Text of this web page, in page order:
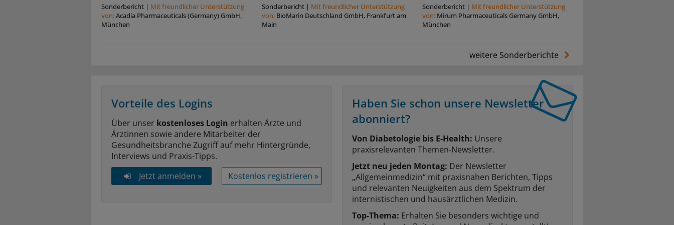
Sonderbericht | Mit freundlicher Unterstützung
von:Acadia Pharmaceuticals (Germany) GmbH,
München
Sonderbericht| Mit freundlicher Unterstützung
von: BioMarin Deutschland GmbH, Frankfurt am
Main
Sonderbericht| Mit freundlicher Unterstützung
von: Mirum Pharmaceuticals Germany GmbH,
München
weitere Sonderberichte
Vorteile des Logins
Über unser kostenloses Login erhalten Ärzte und
Ärztinnen sowie andere Mitarbeiter der
Gesundheitsbranche Zugriff auf mehr Hintergründe,
Interviews und Praxis-Tipps.
Jetzt anmelden »
Kostenlos registrieren »
Haben Sie schon unsere Newsletter
abonniert?
Von Diabetologie bis E-Health: Unsere
praxisrelevanten Themen-Newsletter.
Jetzt neu jeden Montag: Der Newsletter
„Allgemeinmedizin“ mit praxisnahen Berichten, Tipps
und relevanten Neuigkeiten aus dem Spektrum der
internistischen und hausärztlichen Medizin.
Top-Thema: Erhalten Sie besonders wichtige und